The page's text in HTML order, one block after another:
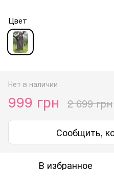
Цвет
Нет в наличии
999 грн 2 699 грн
Сообщить,
В избранное